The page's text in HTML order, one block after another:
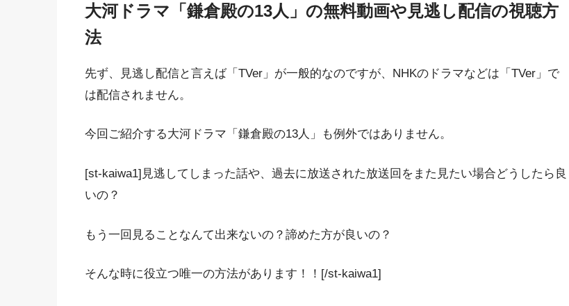
大河ドラマ「鎌倉殿の13人」の無料動画や見逃し配信の視聴方
法
先ず、見逃し配信と言えば「TVer」が一般的なのですが、NHKのドラマなどは「TVer」で
は配信されません。
今回ご紹介する大河ドラマ「鎌倉殿の13人」も例外ではありません。
[st-kaiwa1]見逃してしまった話や、過去に放送された放送回をまた見たい場合どうしたら良
いの？
もう一回見ることなんて出来ないの？諦めた方が良いの？
そんな時に役立つ唯一の方法があります！！[/st-kaiwa1]